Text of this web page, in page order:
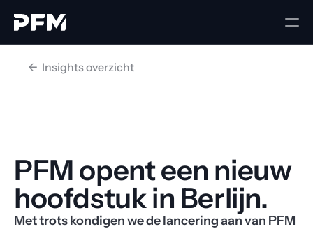
<-  Insights overzicht
PFM opent een nieuw
hoofdstuk in Berlijn.
Met trots kondigen we de lancering aan van PFM